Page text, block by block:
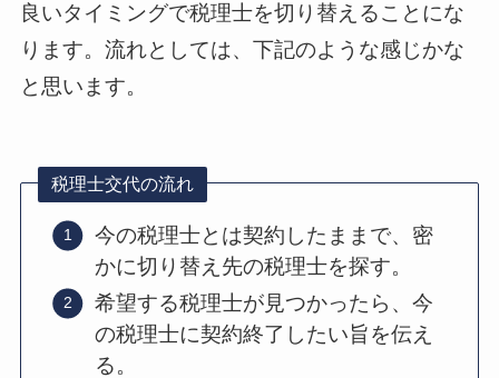
良いタイミングで税理士を切り替えることにな
ります。流れとしては、下記のような感じかな
と思います。
税理士交代の流れ
今の税理士とは契約したままで、密
かに切り替え先の税理士を探す。
希望する税理士が見つかったら、今
の税理士に契約終了したい旨を伝え
る。